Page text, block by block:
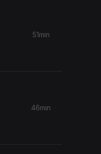
51min
46min